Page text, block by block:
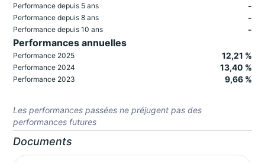
Performance depuis 5 ans -
Performance depuis 8 ans -
Performance depuis 10 ans -
Performances annuelles
Performance 2025 12,21 %
Performance 2024 13,40 %
Performance 2023 9,66 %
Les performances passées ne préjugent pas des
performances futures
Documents